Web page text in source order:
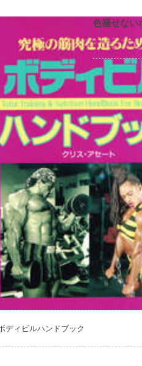
色褪せない
ディビルハンドブック